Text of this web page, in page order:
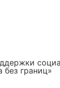
без границ»